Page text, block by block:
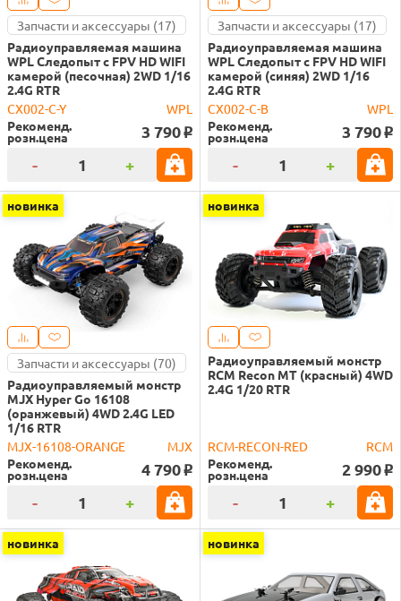
Запчасти и аксессуары (17)
Радиоуправляемая машина
WPL Следопыт с FPV HD WIFI
камерой (песочная) 2WD 1/16
2.4G RTR
CX002-C-Y
WPL
Рекоменд.
розн.цена 3 790 o
- +
Запчасти и аксессуары (17)
Радиоуправляемая машина
WPL Следопыт с FPV HD WIFI
камерой (синяя) 2WD 1/16
2.4G RTR
CX002-C-B
WPL
Рекоменд.
розн.цена 3 790 o
- +
новинка
Запчасти и аксессуары (70)
Радиоуправляемый монстр
MJX Hyper Go 16108
(оранжевый) 4WD 2.4G LED
1/16 RTR
MJX-16108-ORANGE
MJX
Рекоменд.
розн.цена 4 790 o
- +
новинка
Радиоуправляемый монстр
RCM Recon MT (красный) 4WD
2.4G 1/20 RTR
RCM-RECON-RED
RCM
Рекоменд.
розн.цена 2 990 o
- +
новинка новинка